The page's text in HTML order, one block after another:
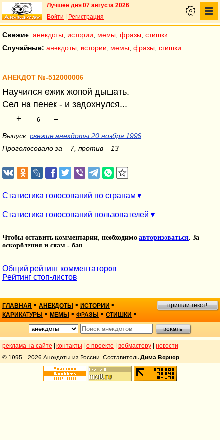
Лучшее дня 07 августа 2026
Войти
Регистрация
Свежие: анекдоты истории мемы фразы стишки
Случайные: анекдоты истории мемы фразы стишки
АНЕКДОТ №-512000006
Научился ежик жопой дышать.
Сел на пенек - и задохнулся...
+
-6 –
Выпуск: свежие анекдоты 20 ноября 1996
Проголосовало за – 7, против – 13
Статистика голосований по странам
Статистика голосований пользователей
Чтобы оставить комментарии, необходимо авторизоваться. За
оскорбления и спам - бан.
Общий рейтинг комментаторов
Рейтинг стоп-листов
ГЛАВНАЯ • АНЕКДОТЫ • ИСТОРИИ •
КАРИКАТУРЫ • МЕМЫ • ФРАЗЫ • СТИШКИ •
пришли текст!
реклама на сайте контакты о проекте вебмастеру
новости
© 1995—2026 Анекдоты из России. Составитель Дима Вернер